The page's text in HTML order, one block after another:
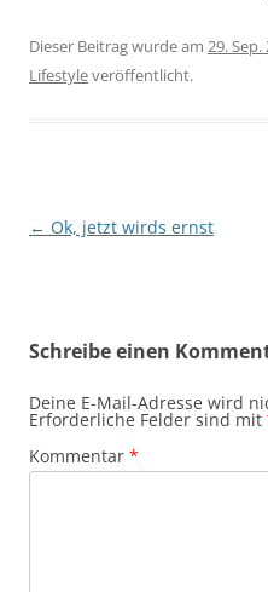
Dieser Beitrag wurde am 29. Sep.
Lifestyleveröffentlicht.
Beitragsnavigation
← Ok, jetzt wirds ernst
Schreibe einen
Deine E-Mail-Adresse wird
Erforderliche Felder sind mit
Kommentar *